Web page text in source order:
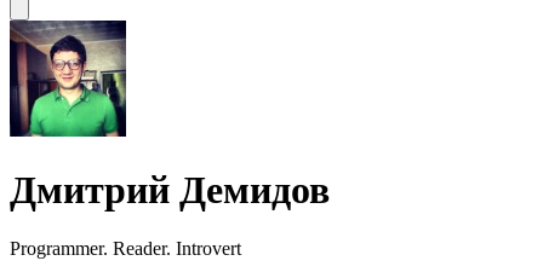
Дмитрий Демидов
Programmer. Reader. Introvert